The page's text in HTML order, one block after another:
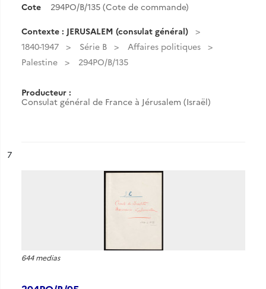
Cote 294PO/B/135 (Cote de commande)
Contexte : JERUSALEM (consulat général)
1840-1947
Série B
Affaires politiques
Palestine
294PO/B/135
Producteur :
Consulat général de France à Jérusalem (Israël)
n°
7
644 medias